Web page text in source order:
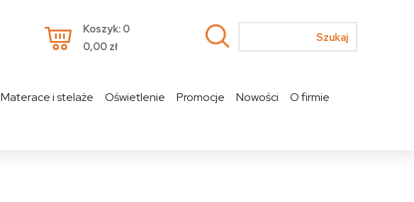
Koszyk: 0
0,00 zł
Materace i stelaże Oświetlenie Promocje Nowości
O firmie